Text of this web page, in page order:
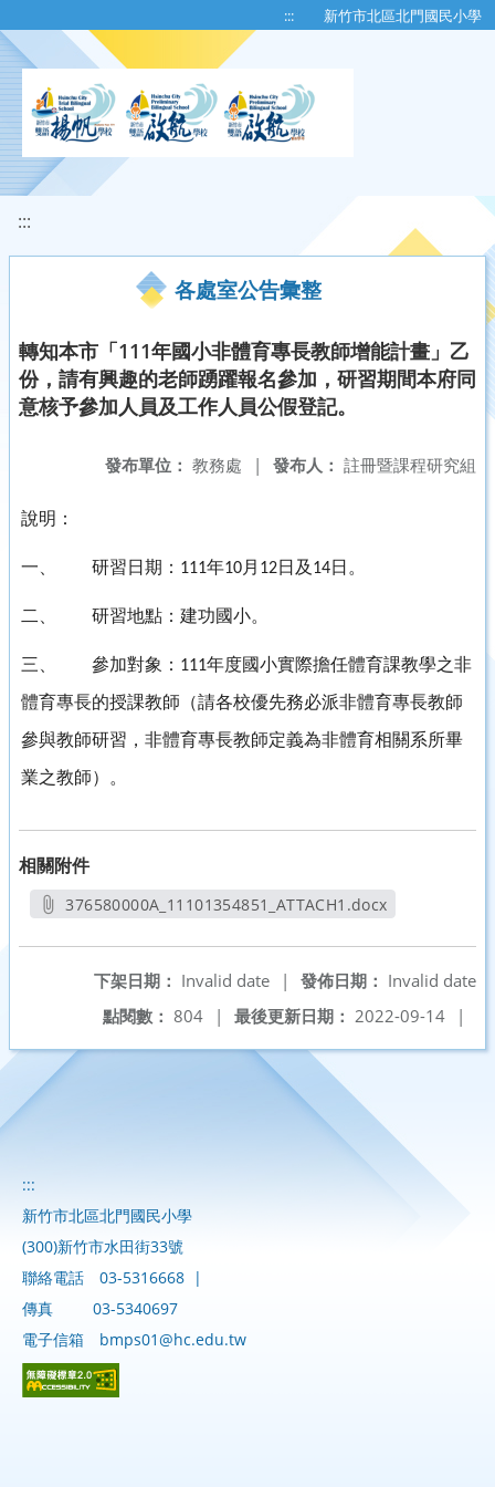
::: 新竹市北區北門國民小學
:::
各處室公告彙整
轉知本市「111年國小非體育專長教師增能計畫」乙
份，請有興趣的老師踴躍報名參加，研習期間本府同
意核予參加人員及工作人員公假登記。
發布人： 註冊暨課程研究組
發布單位： 教務處 |
說明：
一、 研習日期： 111年10月 12日及 14日。
二、 研習地點：建功國小。
三、 參加對象： 111年度國小實際擔任體育課教學之非
體育專長的授課教師（請各校優先務必派非體育專長教師
參與教師研習，非體育專長教師定義為非體育相關系所畢
業之教師）。
相關附件
376580000A_11101354851_ATTACH1.docx
發佈日期： Invalid date
下架日期： Invalid date
|
最後更新日期： 2022-09-14 |
點閱數： 804 |
:::
新竹市北區北門國民小學
(300)新竹市水田街33號
聯絡電話
03-5316668 |
傳真
03-5340697
電子信箱
bmps01@hc.edu.tw